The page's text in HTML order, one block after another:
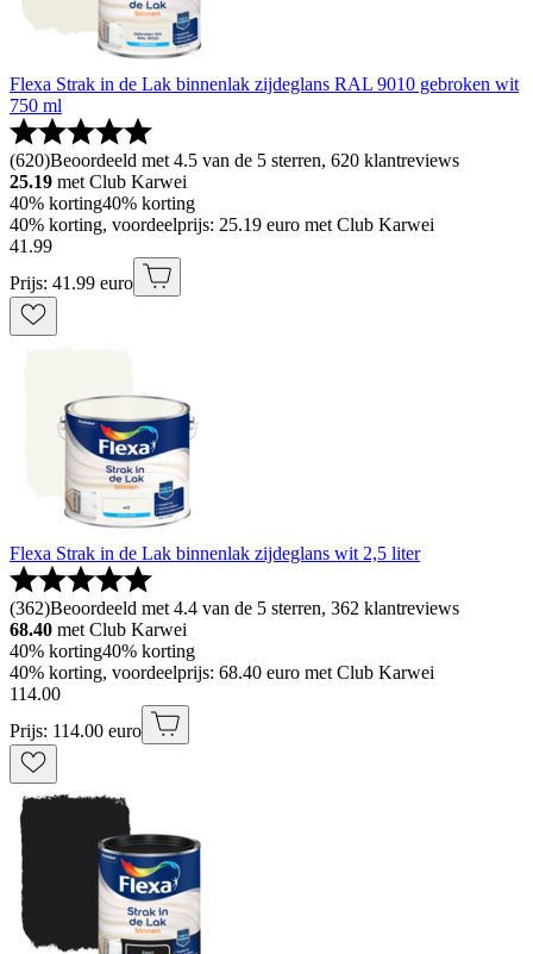
Flexa Strak in de Lak binnenlak zijdeglans RAL 9010 gebroken wit
750 ml
(620)Beoordeeld met 4.5 van de 5 sterren, 620 klantreviews
25.19 met Club Karwei
40% korting40% korting
40% korting, voordeelprijs: 25.19 euro met Club Karwei
41 .99
Prijs: 41.99 euro
Flexa Strak in de Lak binnenlak zijdeglans wit 2,5 liter
(362)Beoordeeld met 4.4 van de 5 sterren, 362 klantreviews
68.40 met Club Karwei
40% korting40% korting
40% korting, voordeelprijs: 68.40 euro met Club Karwei
114.00
Prijs: 114.00 euro